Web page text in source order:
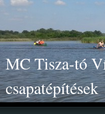
MC Tisza-tó
csapatépítések